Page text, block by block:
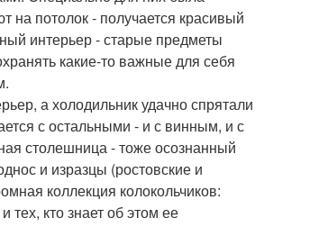
на потолок - получается красивый
интерьер - старые предметы
какие-то важные для себя
а холодильник удачно спрятали
с остальными - и с винным, и с
столешница - тоже осознанный
и изразцы (ростовские и
коллекция колокольчиков:
тех, кто знает об этом ее